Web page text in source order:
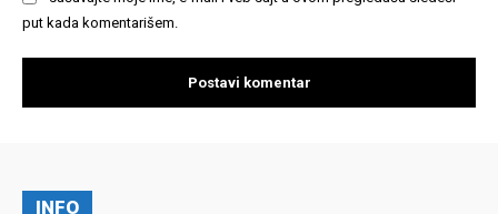
put kada komentarišem.
INFO